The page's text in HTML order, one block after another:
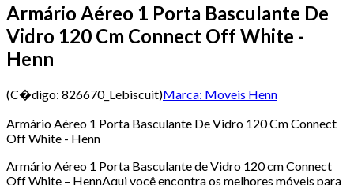
Armário Aéreo 1 Porta Basculante De
Vidro 120 Cm Connect Off White -
Henn
(C�digo: 826670_Lebiscuit)Marca: Moveis Henn
Armário Aéreo 1 Porta Basculante De Vidro 120 Cm Connect
Off White - Henn
Armário Aéreo 1 Porta Basculante de Vidro 120 cm Connect
Off White – HennAqui você encontra os melhores móveis para